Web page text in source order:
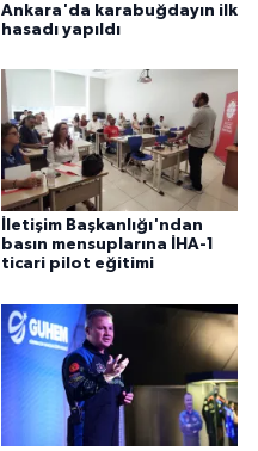
Ankara'da karabuğdayın ilk
hasadı yapıldı
İletişim Başkanlığı'ndan
basın mensuplarına İHA-1
ticari pilot eğitimi